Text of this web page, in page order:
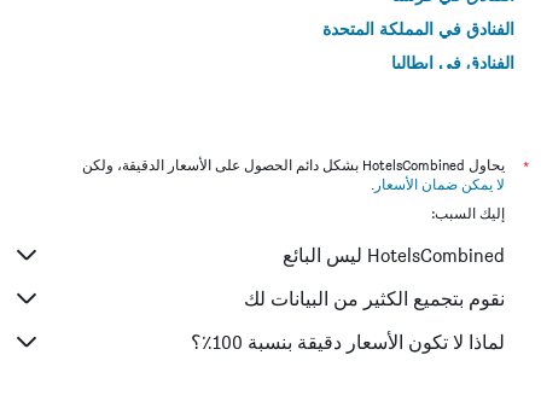
الفنادق في المملكة المتحدة
الفنادق في إيطاليا
*
يحاول HotelsCombined بشكل دائم الحصول على الأسعار الدقيقة، ولكن
لا يمكن ضمان الأسعار .
إليك السبب:
HotelsCombined ليس البائع
نقوم بتجميع الكثير من البيانات لك
لماذا لا تكون الأسعار دقيقة بنسبة 100٪؟